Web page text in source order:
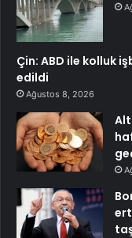
Çin: ABD ile kolluk
edildi
Ağustos 8, 2026